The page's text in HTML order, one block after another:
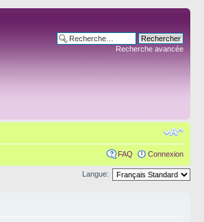
Recherche avancée
FAQ Connexion
Langue: